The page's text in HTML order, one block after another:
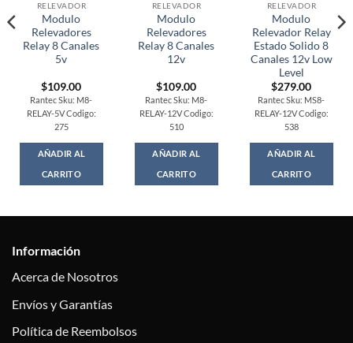
RELEVADOR
Modulo
Relevadores
Relay 8 Canales
5v
$109.00
Rantec Sku: M8-
RELAY-5V Codigo:
275
AÑADIR AL
CARRITO
RELEVADOR
Modulo
Relevadores
Relay 8 Canales
12v
$109.00
Rantec Sku: M8-
RELAY-12V Codigo:
510
AÑADIR AL
CARRITO
RELEVADOR
Modulo
Relevador Relay
Estado Solido 8
Canales 12v Low
Level
$279.00
Rantec Sku: MS8-
RELAY-12V Codigo:
538
AÑADIR AL
CARRITO
Información
Acerca de Nosotros
Envíos y Garantías
Política de Reembolsos